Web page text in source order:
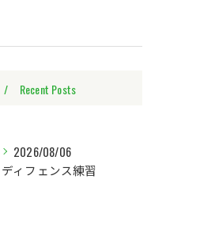
Recent Posts
2026/08/06
ディフェンス練習